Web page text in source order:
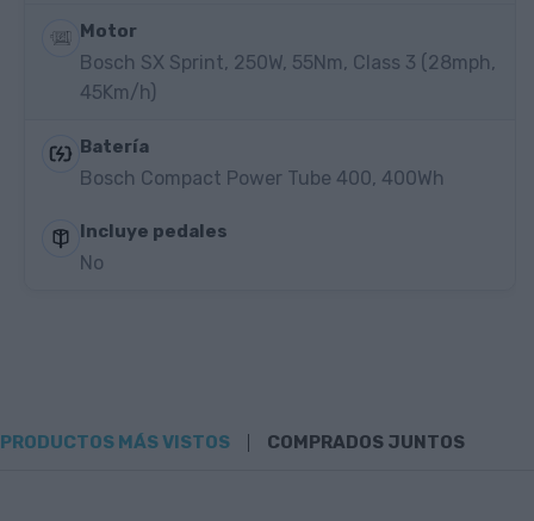
Motor
Bosch SX Sprint, 250W, 55Nm, Class 3 (28mph,
45Km/h)
Batería
Bosch Compact Power Tube 400, 400Wh
Incluye pedales
No
PRODUCTOS MÁS VISTOS COMPRADOS JUNTOS